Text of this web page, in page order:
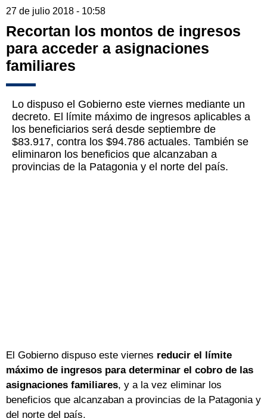
27 de julio 2018 - 10:58
Recortan los montos de ingresos
para acceder a asignaciones
familiares
Lo dispuso el Gobierno este viernes mediante un
decreto. El límite máximo de ingresos aplicables a
los beneficiarios será desde septiembre de
$83.917, contra los $94.786 actuales. También se
eliminaron los beneficios que alcanzaban a
provincias de la Patagonia y el norte del país.
El Gobierno dispuso este viernes reducir el límite
máximo de ingresos para determinar el cobro de las
asignaciones familiares, y a la vez eliminar los
beneficios que alcanzaban a provincias de la Patagonia y
del norte del país.